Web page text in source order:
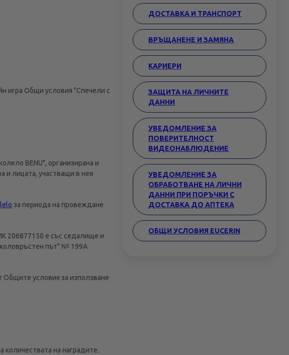
игра Общи условия "Спечели с
BENU", организирана и
лицата, участващи в нея
за периода на провеждане
206877150 е със седалище и
път" № 199А
Общите условия за използване
количествата на наградите.
ДОСТАВКА И ТРАНСПОРТ
ВРЪЩАНЕНЕ И ЗАМЯНА
КАРИЕРИ
ЗАЩИТА НА ЛИЧНИТЕ
ДАННИ
УВЕДОМЛЕНИЕ ЗА
ПОВЕРИТЕЛНОСТ
ВИДЕОНАБЛЮДЕНИЕ
УВЕДОМЛЕНИЕ ЗА
ОБРАБОТВАНЕ НА ЛИЧНИ
ДАННИ ПРИ ПОРЪЧКИ С
ДОСТАВКА ДО АПТЕКА
ОБЩИ УСЛОВИЯ EUCERIN